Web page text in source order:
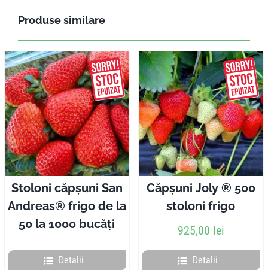
Produse similare
Stoloni căpșuni San
Andreas® frigo de la
50 la 1000 bucăți
Detalii
Căpșuni Joly ® 500
stoloni frigo
925,00 lei
Detalii